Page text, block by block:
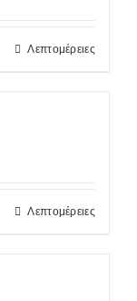
Λεπτομέρειες
Λεπτομέρειες